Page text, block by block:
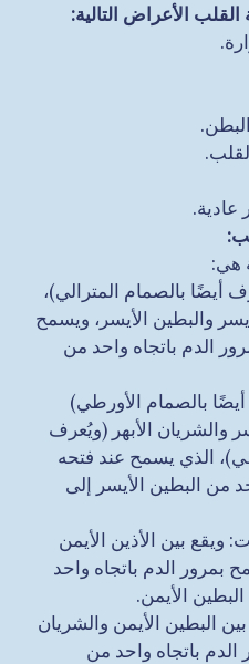
الأعراض التالية:
:
هي:
أيضًا بالصمام المترالي)،
والبطين الأيسر، ويسمح
الدم باتجاه واحد من
بالصمام الأورطي)
والشريان الأبهر (ويُعرف
الذي يسمح عند فتحه
من البطين الأيسر إلى
ويقع بين الأذين الأيمن
بمرور الدم باتجاه واحد
الأيمن.
البطين الأيمن والشريان
الدم باتجاه واحد من